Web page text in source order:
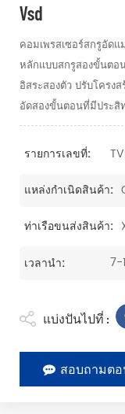
Vsd
คอมเพรสเซอร์สกรูอัด
หลักแบบสกรูสองขั้นตอ
อิสระสองตัว ปรับโครง
อัดสองขั้นตอนที่มีประสิ
รายการเลขที่:
แหล่งกำเนิดสินค้า:
ท่าเรือขนส่งสินค้า:
เวลานำ: 7-
แบ่งปันไปที่ :
สอบถามต